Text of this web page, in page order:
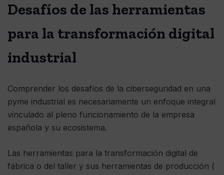
Desafíos de las herramientas
para la transformación digital
industrial
Comprender los desafíos de la ciberseguridad en una
pyme industrial es necesariamente un enfoque integral
vinculado al pleno funcionamiento de la empresa
española y su ecosistema.
Las herramientas para la transformación digital de
fábrica o del taller y sus herramientas de producción (